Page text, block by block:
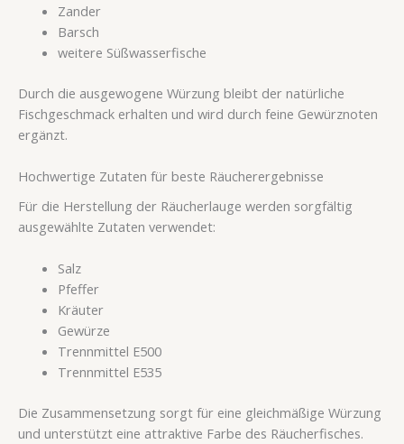
Zander
Barsch
weitere Süßwasserfische
Durch die ausgewogene Würzung bleibt der natürliche
Fischgeschmack erhalten und wird durch feine Gewürznoten
ergänzt.
Hochwertige Zutaten für beste Räucherergebnisse
Für die Herstellung der Räucherlauge werden sorgfältig
ausgewählte Zutaten verwendet:
Salz
Pfeffer
Kräuter
Gewürze
Trennmittel E500
Trennmittel E535
Die Zusammensetzung sorgt für eine gleichmäßige Würzung
und unterstützt eine attraktive Farbe des Räucherfisches.